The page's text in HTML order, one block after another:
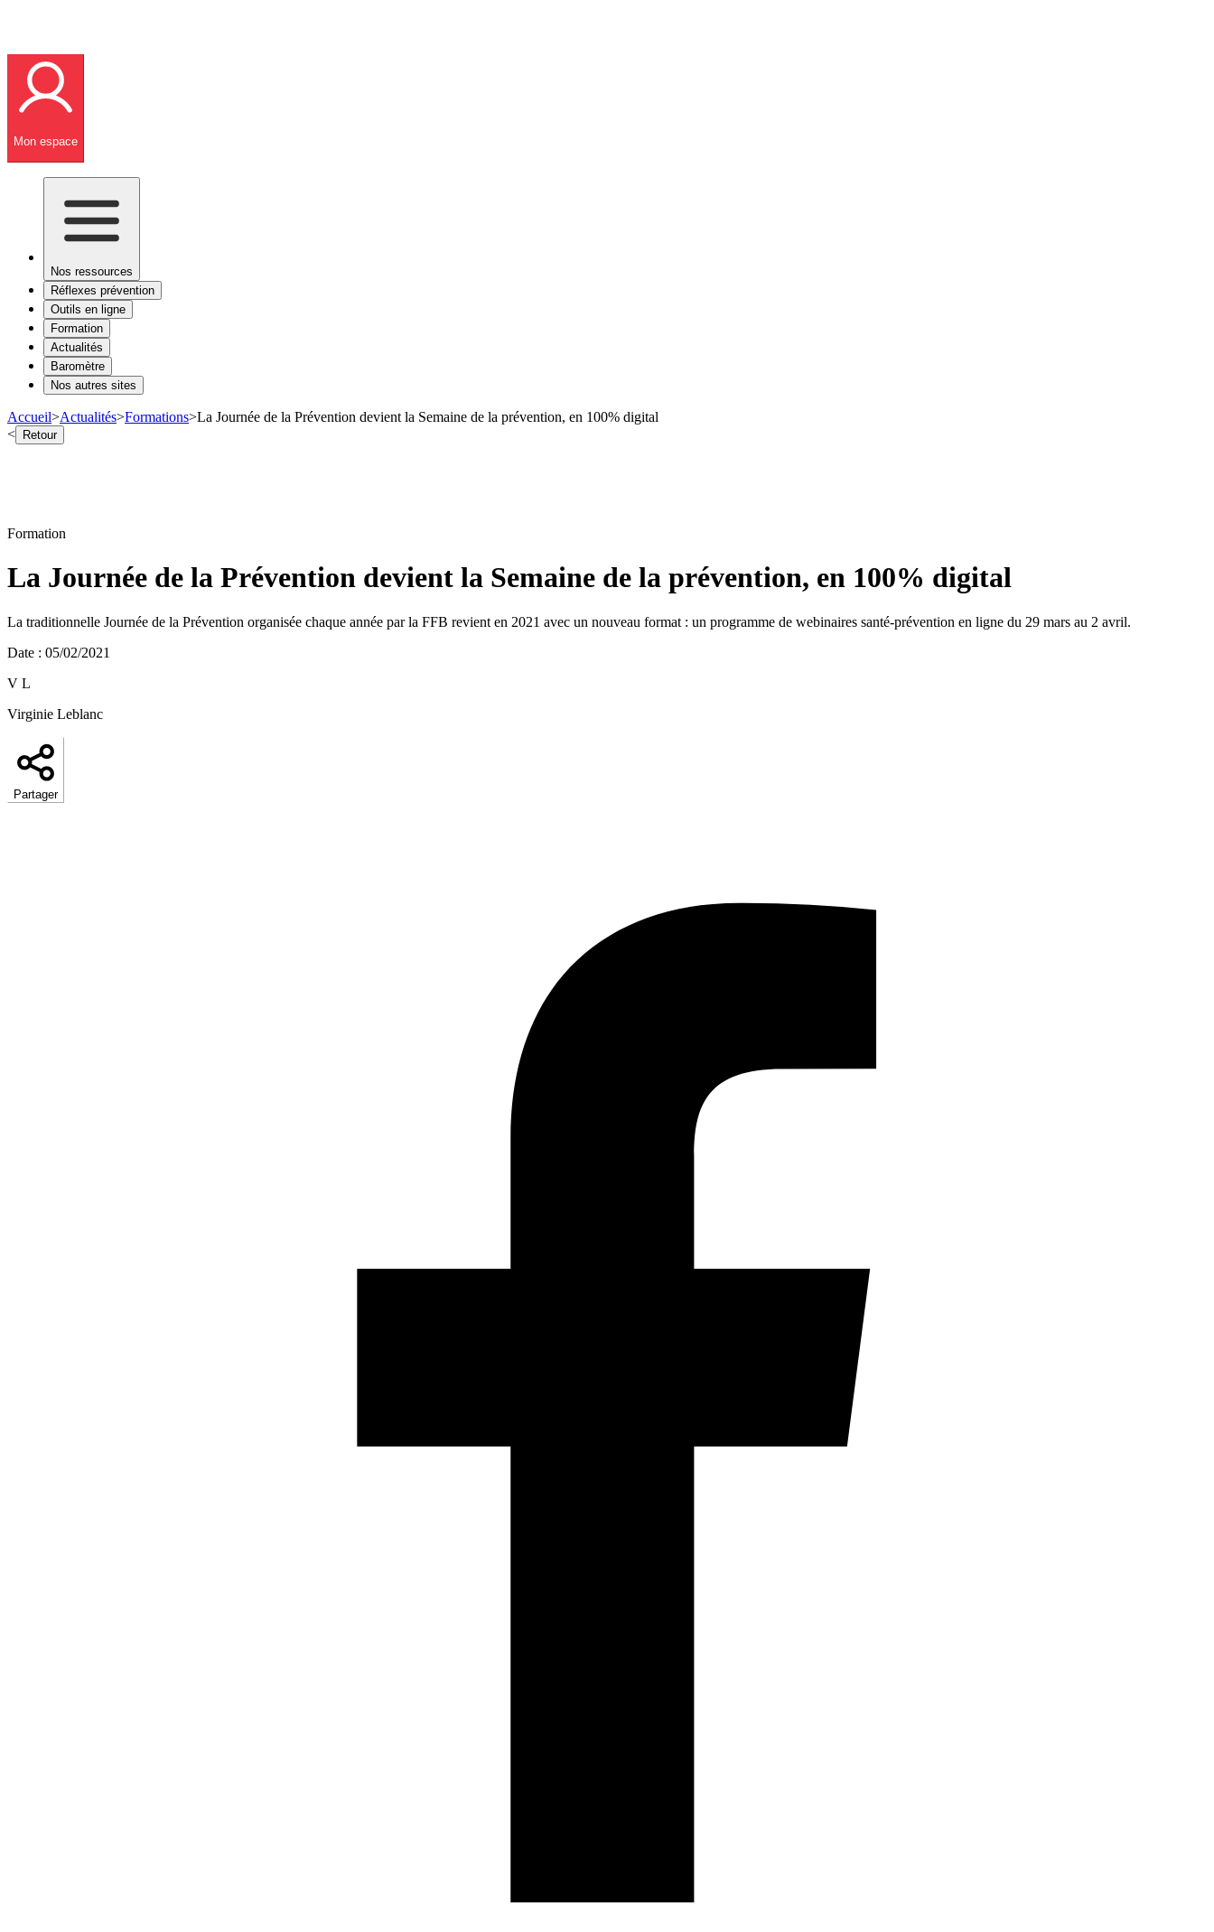
Mon espace
Nos ressources
Réflexes prévention
Outils en ligne
Formation
Actualités
Baromètre
Nos autres sites
Accueil>Actualités>Formations>La Journée de la Prévention devient la Semaine de la prévention, en 100% digital
< Retour
Formation
La Journée de la Prévention devient la Semaine de la prévention, en 100% digital
La traditionnelle Journée de la Prévention organisée chaque année par la FFB revient en 2021 avec un nouveau format : un programme de webinaires santé-prévention en ligne du 29 mars au 2 avril.
Date : 05/02/2021
V L
Virginie Leblanc
Partager